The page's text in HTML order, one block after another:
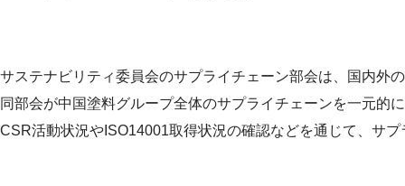
サステナビリティ委員会のサプライチェーン部会は、国内外
同部会が中国塗料グループ全体のサプライチェーンを一元的
CSR活動状況やISO14001取得状況の確認などを通じて、サ